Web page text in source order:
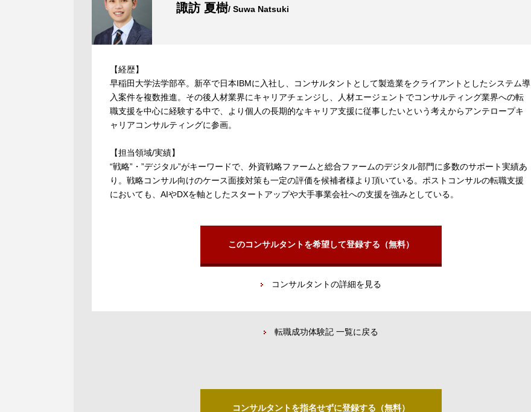
諏訪 夏樹/ Suwa Natsuki
【経歴】
早稲田大学法学部卒。新卒で日本IBMに入社し、コンサルタントとして製造業をクライアントとしたシステム導
入案件を複数推進。その後人材業界にキャリアチェンジし、人材エージェントでコンサルティング業界への転
職支援を中心に経験する中で、より個人の長期的なキャリア支援に従事したいという考えからアンテロープキ
ャリアコンサルティングに参画。
【担当領域/実績】
“戦略”・”デジタル”がキーワードで、外資戦略ファームと総合ファームのデジタル部門に多数のサポート実績あ
り。戦略コンサル向けのケース面接対策も一定の評価を候補者様より頂いている。ポストコンサルの転職支援
においても、AIやDXを軸としたスタートアップや大手事業会社への支援を強みとしている。
このコンサルタントを希望して登録する（無料）
コンサルタントの詳細を見る
転職成功体験記 一覧に戻る
コンサルタントを指名せずに登録する（無料）